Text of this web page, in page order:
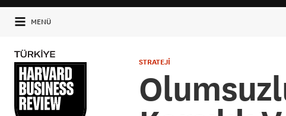
MENÜ
STRATEJİ